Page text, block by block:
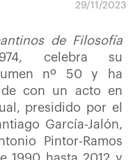
29/11/2023
de Filosofía
celebra su
nº 50 y ha
con un acto en
presidido por el
García-Jalón,
Pintor-Ramos